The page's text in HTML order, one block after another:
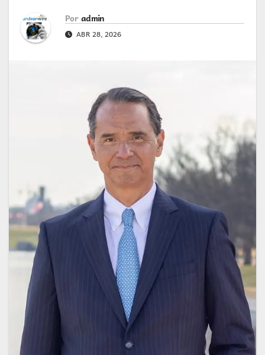
Por admin
ABR 28, 2026